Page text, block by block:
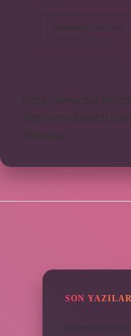
Devamını okuyun
https://
https://
Sitemap
SON YAZILAR